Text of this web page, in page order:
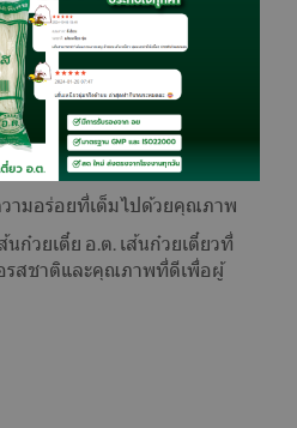
วามอร่อยที่เต็มไปด้วยคุณภาพ
นก๋วยเตี๋ย อ.ต. เส้นก๋วยเตี๋ยวที่
อรสชาติและคุณภาพที่ดีเพื่อผู้